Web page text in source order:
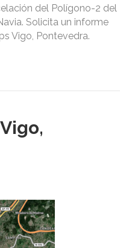
del Polígono-2 del
Solicita un informe
Vigo, Pontevedra.